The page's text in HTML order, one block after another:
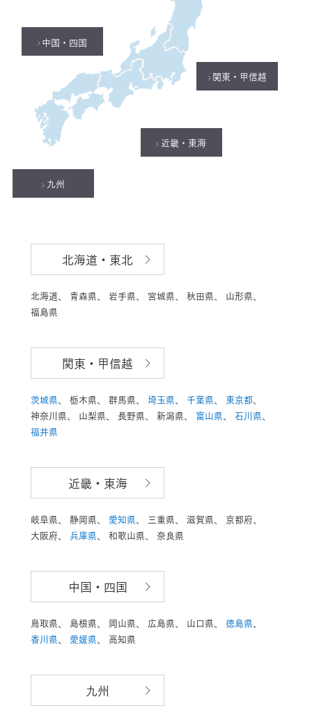
北海道・東北
北海道、 青森県、 岩手県、 宮城県、 秋田県、
山形県、
福島県
関東・甲信越
茨城県 栃木県、 群馬県、 埼玉県 千葉県 東京都
神奈川県、
山梨県、 長野県、 新潟県、 富山県 石川県
福井県
近畿・東海
岐阜県、 静岡県、 愛知県 三重県、 滋賀県、
京都府、
大阪府、
兵庫県 和歌山県、 奈良県
中国・四国
鳥取県、 島根県、 岡山県、 広島県、 山口県、 徳島県
香川県
愛媛県 高知県
九州
関東・甲信越
近畿・東海
中国・四国
九州